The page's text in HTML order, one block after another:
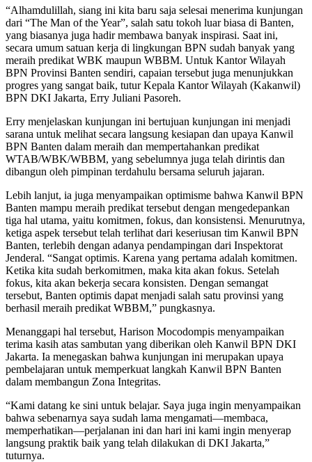
“Alhamdulillah, siang ini kita baru saja selesai menerima kunjungan
dari “The Man of the Year”, salah satu tokoh luar biasa di Banten,
yang biasanya juga hadir membawa banyak inspirasi. Saat ini,
secara umum satuan kerja di lingkungan BPN sudah banyak yang
meraih predikat WBK maupun WBBM. Untuk Kantor Wilayah
BPN Provinsi Banten sendiri, capaian tersebut juga menunjukkan
progres yang sangat baik, tutur Kepala Kantor Wilayah (Kakanwil)
BPN DKI Jakarta, Erry Juliani Pasoreh.
Erry menjelaskan kunjungan ini bertujuan kunjungan ini menjadi
sarana untuk melihat secara langsung kesiapan dan upaya Kanwil
BPN Banten dalam meraih dan mempertahankan predikat
WTAB/WBK/WBBM, yang sebelumnya juga telah dirintis dan
dibangun oleh pimpinan terdahulu bersama seluruh jajaran.
Lebih lanjut, ia juga menyampaikan optimisme bahwa Kanwil BPN
Banten mampu meraih predikat tersebut dengan mengedepankan
tiga hal utama, yaitu komitmen, fokus, dan konsistensi. Menurutnya,
ketiga aspek tersebut telah terlihat dari keseriusan tim Kanwil BPN
Banten, terlebih dengan adanya pendampingan dari Inspektorat
Jenderal. “Sangat optimis. Karena yang pertama adalah komitmen.
Ketika kita sudah berkomitmen, maka kita akan fokus. Setelah
fokus, kita akan bekerja secara konsisten. Dengan semangat
tersebut, Banten optimis dapat menjadi salah satu provinsi yang
berhasil meraih predikat WBBM,” pungkasnya.
Menanggapi hal tersebut, Harison Mocodompis menyampaikan
terima kasih atas sambutan yang diberikan oleh Kanwil BPN DKI
Jakarta. Ia menegaskan bahwa kunjungan ini merupakan upaya
pembelajaran untuk memperkuat langkah Kanwil BPN Banten
dalam membangun Zona Integritas.
“Kami datang ke sini untuk belajar. Saya juga ingin menyampaikan
bahwa sebenarnya saya sudah lama mengamati—membaca,
memperhatikan—perjalanan ini dan hari ini kami ingin menyerap
langsung praktik baik yang telah dilakukan di DKI Jakarta,”
tuturnya.